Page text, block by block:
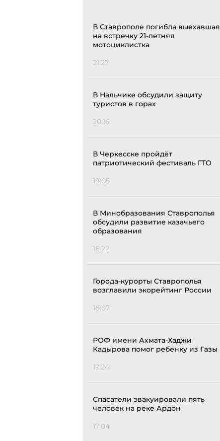
В Ставрополе погибла выехавшая
на встречку 21-летняя
мотоциклистка
21:27
В Нальчике обсудили защиту
туристов в горах
20:16
В Черкесске пройдёт
патриотический фестиваль ГТО
19:05
В Минобразования Ставрополья
обсудили развитие казачьего
образования
18:22
Города-курорты Ставрополья
возглавили экорейтинг России
18:07
РОФ имени Ахмата-Хаджи
Кадырова помог ребенку из Газы
17:24
Спасатели эвакуировали пять
человек на реке Ардон
17:04